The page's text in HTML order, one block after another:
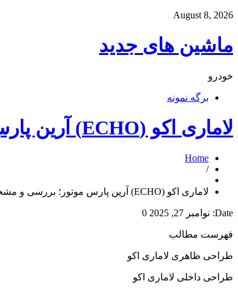
August 8, 2026
ماشین های جدید
خودرو
برگه نمونه
لاماری اکو (ECHO) آرین پارس موتور؛ بررسی و مشخصات فنی
Home
/
لاماری اکو (ECHO) آرین پارس موتور؛ بررسی و مشخصات فنی
Date: نوامبر 27, 2025 0
فهرست مطالب
طراحی ظاهری لاماری اکو
طراحی داخلی لاماری اکو